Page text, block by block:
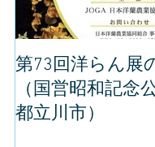
第73回洋らん展
（国営昭和記念
都立川市）